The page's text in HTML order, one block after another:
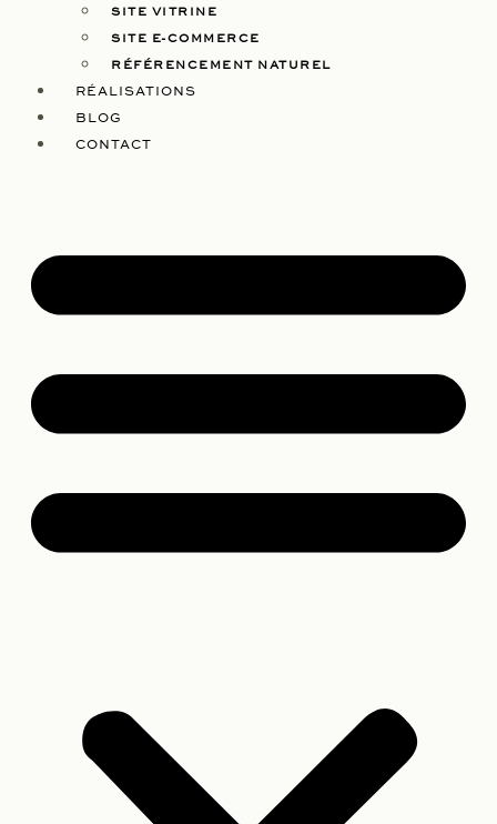
SITE VITRINE
SITE E-COMMERCE
RÉFÉRENCEMENT NATUREL
RÉALISATIONS
BLOG
CONTACT